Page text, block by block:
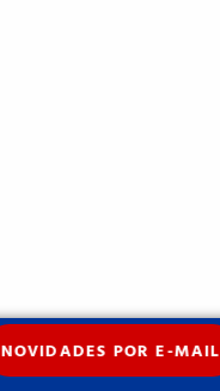
NOVIDADES POR E-MAIL